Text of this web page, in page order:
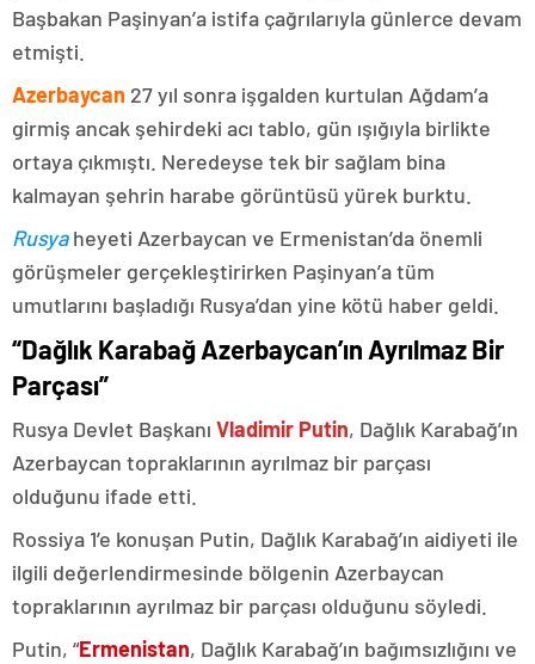
Başbakan Paşinyan’a istifa çağrılarıyla günlerce devam
etmişti.
Azerbaycan 27 yıl sonra işgalden kurtulan Ağdam’a
girmiş ancak şehirdeki acı tablo, gün ışığıyla birlikte
ortaya çıkmıştı. Neredeyse tek bir sağlam bina
kalmayan şehrin harabe görüntüsü yürek burktu.
Rusyaheyeti Azerbaycan ve Ermenistan’da önemli
görüşmeler gerçekleştirirken Paşinyan’a tüm
umutlarını başladığı Rusya’dan yine kötü haber geldi.
“Dağlık Karabağ Azerbaycan’ın Ayrılmaz Bir
Parçası”
Rusya Devlet Başkanı Vladimir Putin, Dağlık Karabağ’ın
Azerbaycan topraklarının ayrılmaz bir parçası
olduğunu ifade etti.
Rossiya 1’e konuşan Putin, Dağlık Karabağ’ın aidiyeti ile
ilgili değerlendirmesinde bölgenin Azerbaycan
topraklarının ayrılmaz bir parçası olduğunu söyledi.
Putin, “Ermenistan, Dağlık Karabağ’ın bağımsızlığını ve